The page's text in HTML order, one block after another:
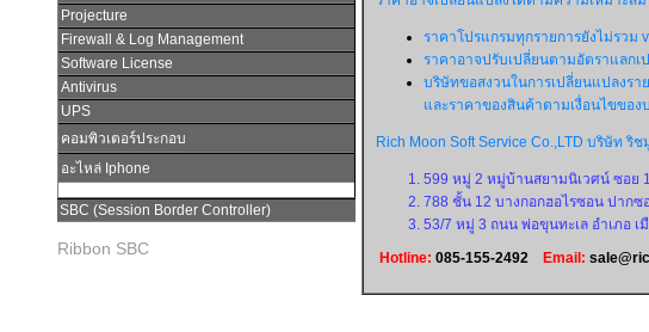
Projecture
Firewall & Log Management
Software License
Antivirus
UPS
คอมพิวเตอร์ประกอบ
อะไหล่ Iphone
SBC (Session Border Controller)
Ribbon SBC
ราคาโปรแกรมทุกรายการยังไม่รวม
ราคาอาจปรับเปลี่ยนตามอัตราแลกเ
บริษัทขอสงวนในการเปลี่ยนแปลงรา
และราคาของสินค้าตามเงื่อนไขขอ
Rich Moon Soft Service Co.,LTD บริษัท ริ
599 หมู่ 2 หมู่บ้านสยามนิเวศน์ ซอย
788 ชั้น 12 บางกอกฮอไรซอน ปาก
53/7 หมู่ 3 ถนน พ่อขุนทะเล อำเภอ เ
Hotline: 085-155-2492 Email: